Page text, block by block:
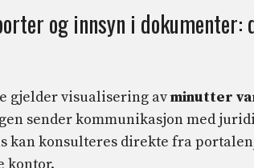
og innsyn i dokumenter:
gjelder visualisering avminutter
sender kommunikasjon med
kan konsulteres direkte fra
kontor.